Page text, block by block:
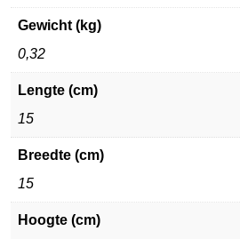
Gewicht (kg)
0,32
Lengte (cm)
15
Breedte (cm)
15
Hoogte (cm)